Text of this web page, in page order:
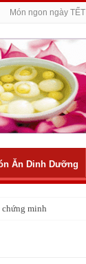
Món ngon ngày TẾT
Ăn Dinh Dưỡng
chứng minh